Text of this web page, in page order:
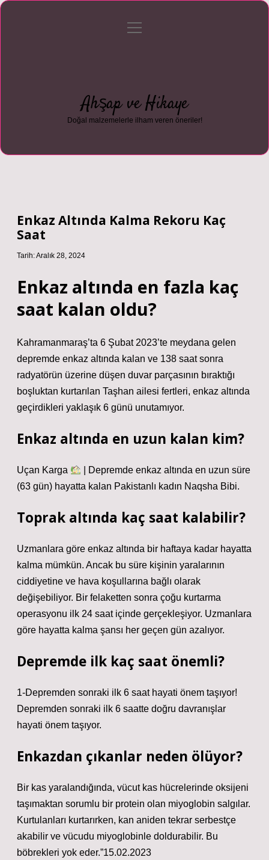
Gizlilik Politikası
menüyü
Ahşap ve Hikaye
Doğal malzemelerle ilham veren öneriler!
Enkaz Altında Kalma Rekoru Kaç
Saat
Tarih: Aralık 28, 2024
Enkaz altında en fazla kaç
saat kalan oldu?
Kahramanmaraş’ta 6 Şubat 2023’te meydana gelen
depremde enkaz altında kalan ve 138 saat sonra
radyatörün üzerine düşen duvar parçasının bıraktığı
boşluktan kurtarılan Taşhan ailesi fertleri, enkaz altında
geçirdikleri yaklaşık 6 günü unutamıyor.
Enkaz altında en uzun kalan kim?
Uçan Karga
| Depremde enkaz altında en uzun süre
(63 gün) hayatta kalan Pakistanlı kadın Naqsha Bibi.
Toprak altında kaç saat kalabilir?
Uzmanlara göre enkaz altında bir haftaya kadar hayatta
kalma mümkün. Ancak bu süre kişinin yaralarının
ciddiyetine ve hava koşullarına bağlı olarak
değişebiliyor. Bir felaketten sonra çoğu kurtarma
operasyonu ilk 24 saat içinde gerçekleşiyor. Uzmanlara
göre hayatta kalma şansı her geçen gün azalıyor.
Depremde ilk kaç saat önemli?
1-Depremden sonraki ilk 6 saat hayati önem taşıyor!
Depremden sonraki ilk 6 saatte doğru davranışlar
hayati önem taşıyor.
Enkazdan çıkanlar neden ölüyor?
Bir kas yaralandığında, vücut kas hücrelerinde oksijeni
taşımaktan sorumlu bir protein olan miyoglobin salgılar.
Kurtulanları kurtarırken, kan aniden tekrar serbestçe
akabilir ve vücudu miyoglobinle doldurabilir. Bu
böbrekleri yok eder.”15.02.2023